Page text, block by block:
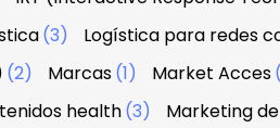
(3) Logística para redes
(2) Marcas(1) Market Acces
health(3) Marketing